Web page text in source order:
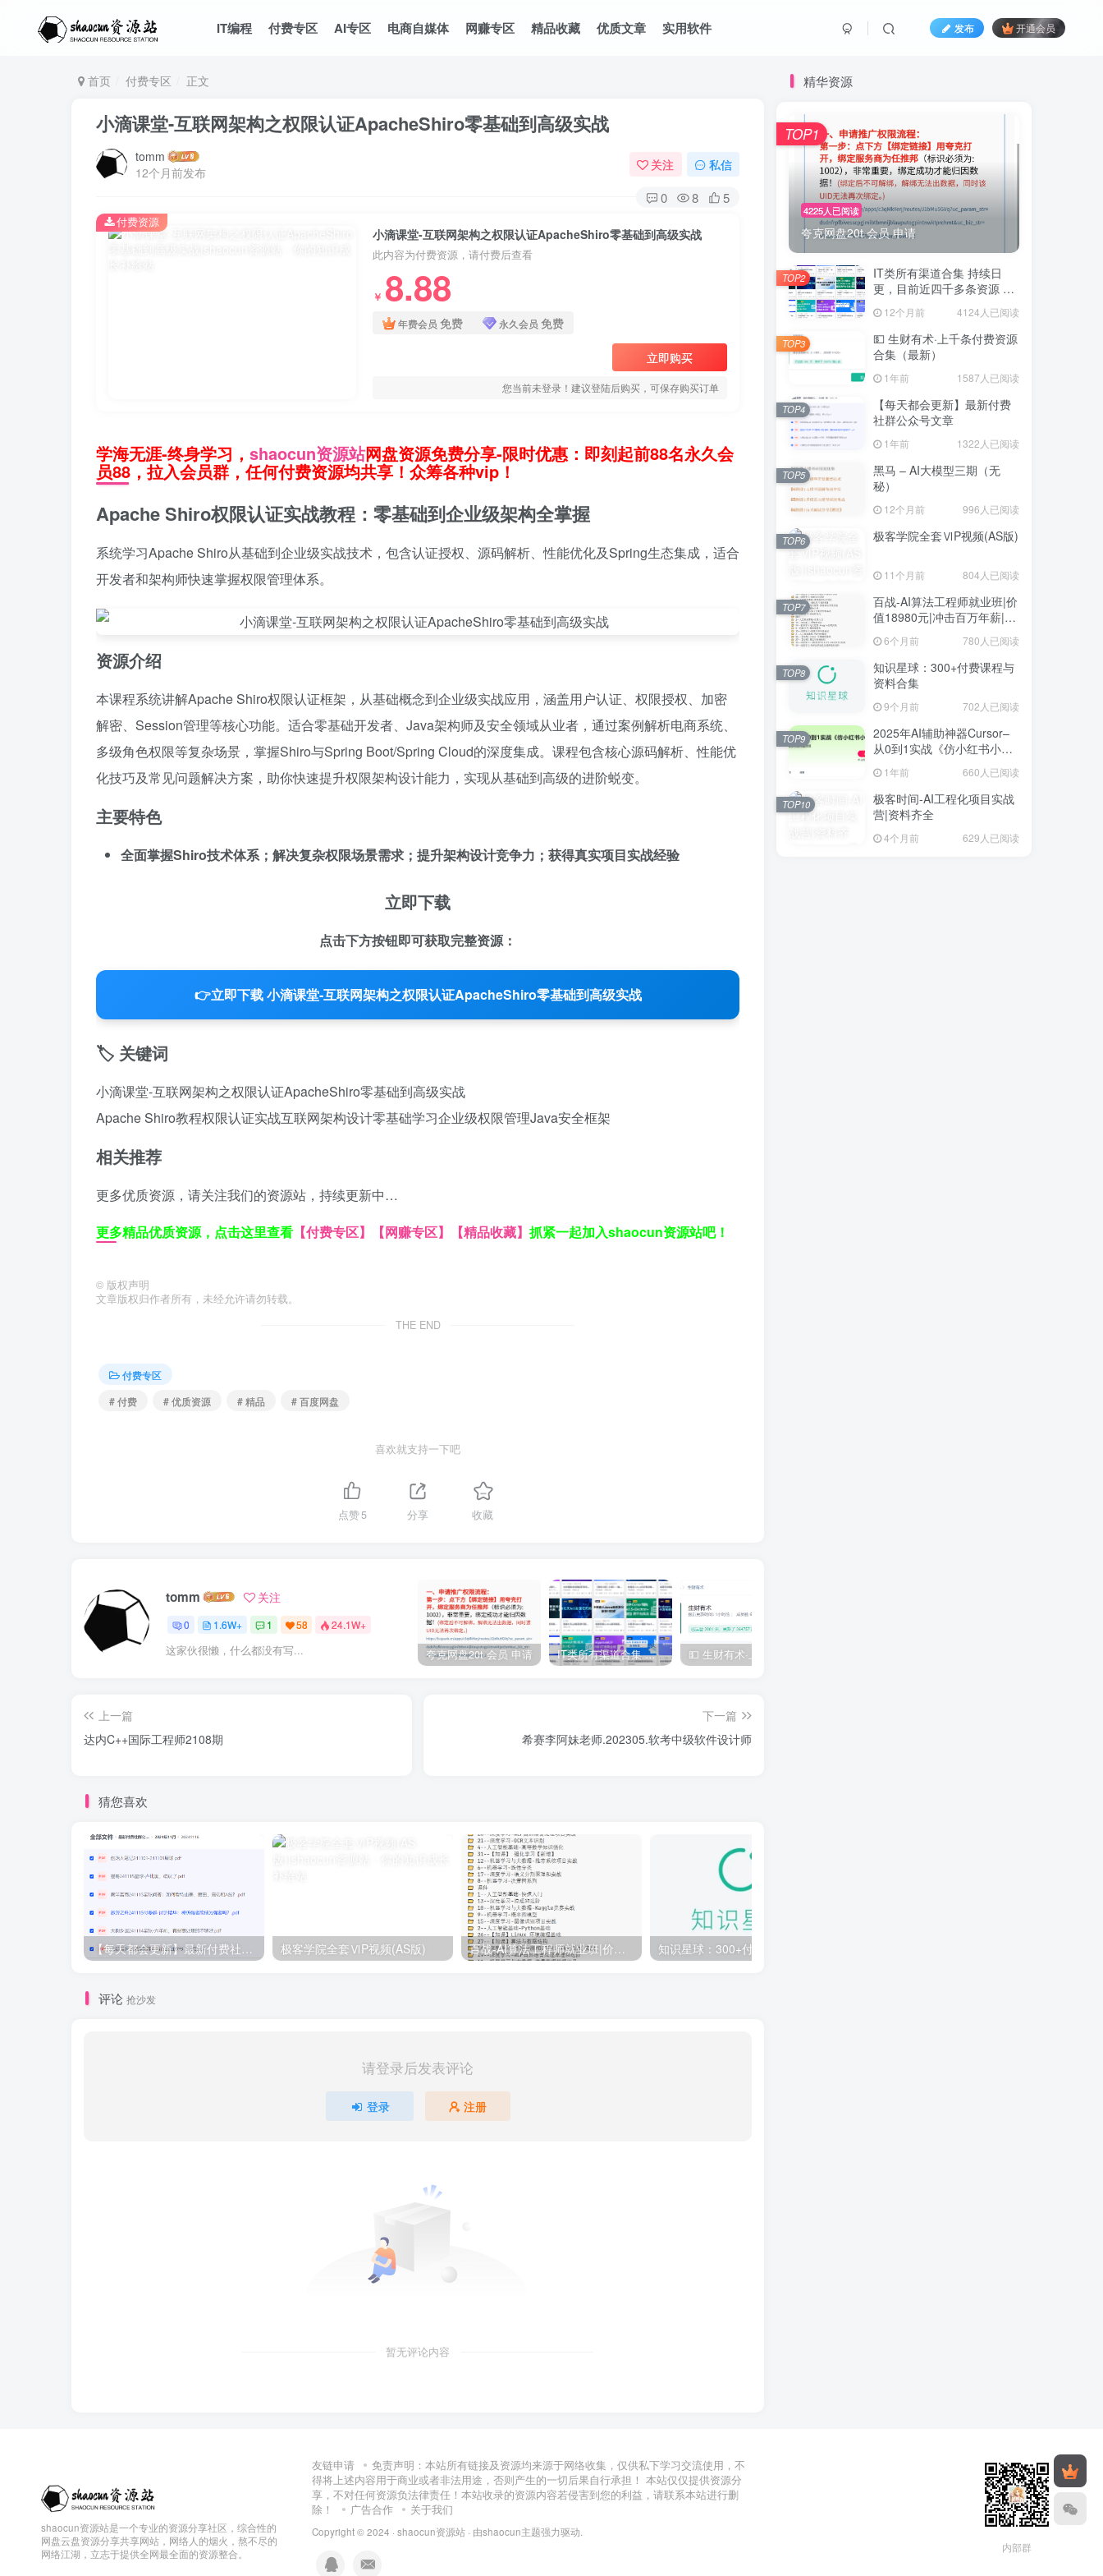
IT编程 付费专区 AI专区 电商自媒体 网赚专区 精品收藏 优质文章 实用软件 发布 开通会员
首页 付费专区 正文
小滴课堂-互联网架构之权限认证ApacheShiro零基础到高级实战
tomm
12个月前发布
关注 私信
0 8 5
小滴课堂-互联网架构之权限认证ApacheShiro零基础到高级实战
此内容为付费资源，请付费后查看
￥ 8.88
年费会员 免费 永久会员 免费
立即购买
您当前未登录！建议登陆后购买，可保存购买订单
付费资源
学海无涯-终身学习， shaocun资源站网盘资源免费分享-限时优惠：即刻起前88名永久会
员88，拉入会员群，任何付费资源均共享！众筹各种vip！
Apache Shiro权限认证实战教程：零基础到企业级架构全掌握
系统学习Apache Shiro从基础到企业级实战技术，包含认证授权、源码解析、性能优化及Spring生态集成，适合
开发者和架构师快速掌握权限管理体系。
资源介绍
本课程系统讲解Apache Shiro权限认证框架，从基础概念到企业级实战应用，涵盖用户认证、权限授权、加密
解密、Session管理等核心功能。适合零基础开发者、Java架构师及安全领域从业者，通过案例解析电商系统、
多级角色权限等复杂场景，掌握Shiro与Spring Boot/Spring Cloud的深度集成。课程包含核心源码解析、性能优
化技巧及常见问题解决方案，助你快速提升权限架构设计能力，实现从基础到高级的进阶蜕变。
主要特色
全面掌握Shiro技术体系；解决复杂权限场景需求；提升架构设计竞争力；获得真实项目实战经验
立即下载
点击下方按钮即可获取完整资源：
👉立即下载 小滴课堂-互联网架构之权限认证ApacheShiro零基础到高级实战
🏷️ 关键词
小滴课堂-互联网架构之权限认证ApacheShiro零基础到高级实战
Apache Shiro教程权限认证实战互联网架构设计零基础学习企业级权限管理Java安全框架
相关推荐
更多优质资源，请关注我们的资源站，持续更新中…
更多精品优质资源，点击这里查看 【付费专区】 【网赚专区】 【精品收藏】 抓紧一起加入shaocun资源站吧！
© 版权声明
文章版权归作者所有，未经允许请勿转载。
THE END
付费专区
# 付费
# 优质资源 # 精品 # 百度网盘
喜欢就支持一下吧
点赞5 分享 收藏
tomm 关注
0 1.6W+ 1 58 24.1W+
这家伙很懒，什么都没有写... 夸克网盘20t 会员 申请 IT类所有渠道合集 持续日更，目前近四千多条资源 年费用户微信私信获取权限
上一篇
达内C++国际工程师2108期
下一篇
希赛李阿妹老师.202305.软考中级软件设计师
猜您喜欢
【每天都会更新】最新付费社群公众号文章 极客学院全套ⅥP视频(AS版) 百战-AI算法工程师就业班|价值18980元|冲击百万年薪|完结无秘
评论 抢沙发
请登录后发表评论
登录 注册
暂无评论内容
精华资源
4225人已阅读
夸克网盘20t 会员 申请
TOP1
IT类所有渠道合集 持续日
更，目前近四千多条资源 年
12个月前 4124人已阅读
TOP2
💵 生财有术·上千条付费资源
合集（最新）
1年前 1587人已阅读
TOP3
【每天都会更新】最新付费
社群公众号文章
1年前 1322人已阅读
TOP4
黑马 – AI大模型三期（无
秘）
12个月前 996人已阅读
TOP5
极客学院全套ⅥP视频(AS版)
11个月前 804人已阅读
TOP6
百战-AI算法工程师就业班|价
值18980元|冲击百万年薪|完
结无秘
6个月前 780人已阅读
TOP7
知识星球：300+付费课程与
资料合集
9个月前 702人已阅读
TOP8
2025年AI辅助神器Cursor–
从0到1实战《仿小红书小程
序》1年前 660人已阅读
TOP9
极客时间-AI工程化项目实战
营|资料齐全
4个月前 629人已阅读
TOP10
shaocun资源站是一个专业的资源分享社区，综合性的
网盘云盘资源分享共享网站，网络人的烟火，熬不尽的
网络江湖，立志于提供全网最全面的资源整合。
友链申请
免责声明：本站所有链接及资源均来源于网络收集，仅供私下学习交流使用，不
得将上述内容用于商业或者非法用途，否则产生的一切后果自行承担！ 本站仅仅提供资源分
享，不对任何资源负法律责任！本站收录的资源内容若侵害到您的利益，请联系本站进行删
除！
广告合作 关于我们
Copyright © 2024 · shaocun资源站 · 由shaocun主题强力驱动.
内部群